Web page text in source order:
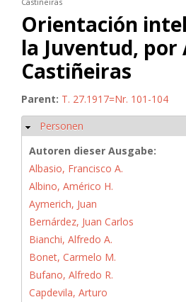
Orientación
la Juventud, por
Castiñeiras
Parent: T. 27.1917=Nr. 101-104
Hide
Personen
Autoren dieser Ausgabe:
Albasio, Francisco A.
Albino, Américo H.
Aymerich, Juan
Bernárdez, Juan Carlos
Bianchi, Alfredo A.
Bonet, Carmelo M.
Bufano, Alfredo R.
Capdevila, Arturo